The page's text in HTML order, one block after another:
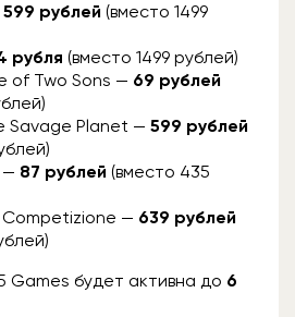
599 рублей (вместо 1499
рубля (вместо 1499 рублей)
of Two Sons — 69 рублей
Savage Planet — 599 рублей
— 87 рублей (вместо 435
— 639 рублей
Games будет активна до 6